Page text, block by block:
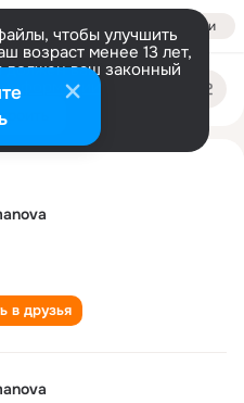
Войти
чтобы улучшить
возраст менее 13 лет,
должен ваш законный
в друзья